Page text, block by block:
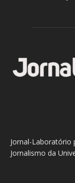
Jornal-Laboratório
Jornalismo da